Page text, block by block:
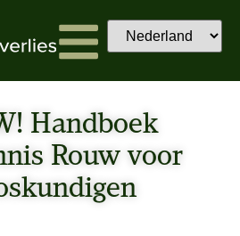
Handboek
Rouw voor